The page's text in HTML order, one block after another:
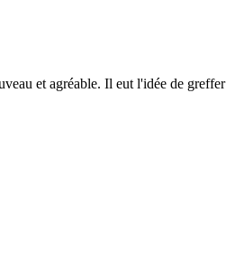
et agréable. Il eut l'idée de greffer